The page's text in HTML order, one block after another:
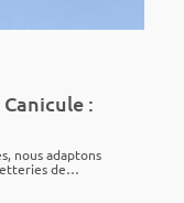
:
nous adap­tons